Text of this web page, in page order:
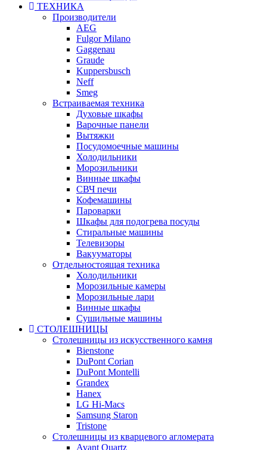
ТЕХНИКА
Производители
AEG
Fulgor Milano
Gaggenau
Graude
Kuppersbusch
Neff
Smeg
Встраиваемая техника
Духовые шкафы
Варочные панели
Вытяжки
Посудомоечные машины
Холодильники
Морозильники
Винные шкафы
СВЧ печи
Кофемашины
Пароварки
Шкафы для подогрева посуды
Стиральные машины
Телевизоры
Вакууматоры
Отдельностоящая техника
Холодильники
Морозильные камеры
Морозильные лари
Винные шкафы
Сушильные машины
СТОЛЕШНИЦЫ
Столешницы из искусственного камня
Bienstone
DuPont Corian
DuPont Montelli
Grandex
Hanex
LG Hi-Macs
Samsung Staron
Tristone
Столешницы из кварцевого агломерата
Avant Quartz